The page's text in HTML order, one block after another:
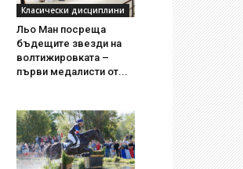
Класически дисциплини
Льо Ман посреща
бъдещите звезди на
волтижировката –
първи медалисти от...